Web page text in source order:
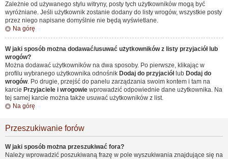
Zależnie od używanego stylu witryny, posty tych użytkowników mogą być
wyróżniane. Jeśli użytkownik zostanie dodany do listy wrogów, wszystkie posty
przez niego napisane domyślnie nie będą wyświetlane.
Na górę
W jaki sposób można dodawać/usuwać użytkowników z listy przyjaciół lub
wrogów?
Można dodawać użytkowników na dwa sposoby. Po pierwsze, klikając w
profilu wybranego użytkownika odnośnik Dodaj do przyjaciółlub Dodaj do
wrogów. Po drugie, przejść do panelu zarządzania swoim kontem i tam na
karcie Przyjaciele i wrogowie wprowadzić odpowiednie dane użytkownika. Na
tej samej karcie można także usuwać użytkowników z list.
Na górę
Przeszukiwanie forów
W jaki sposób można przeszukiwać fora?
Należy wprowadzić poszukiwaną frazę w pole wyszukiwania znajdujące się na